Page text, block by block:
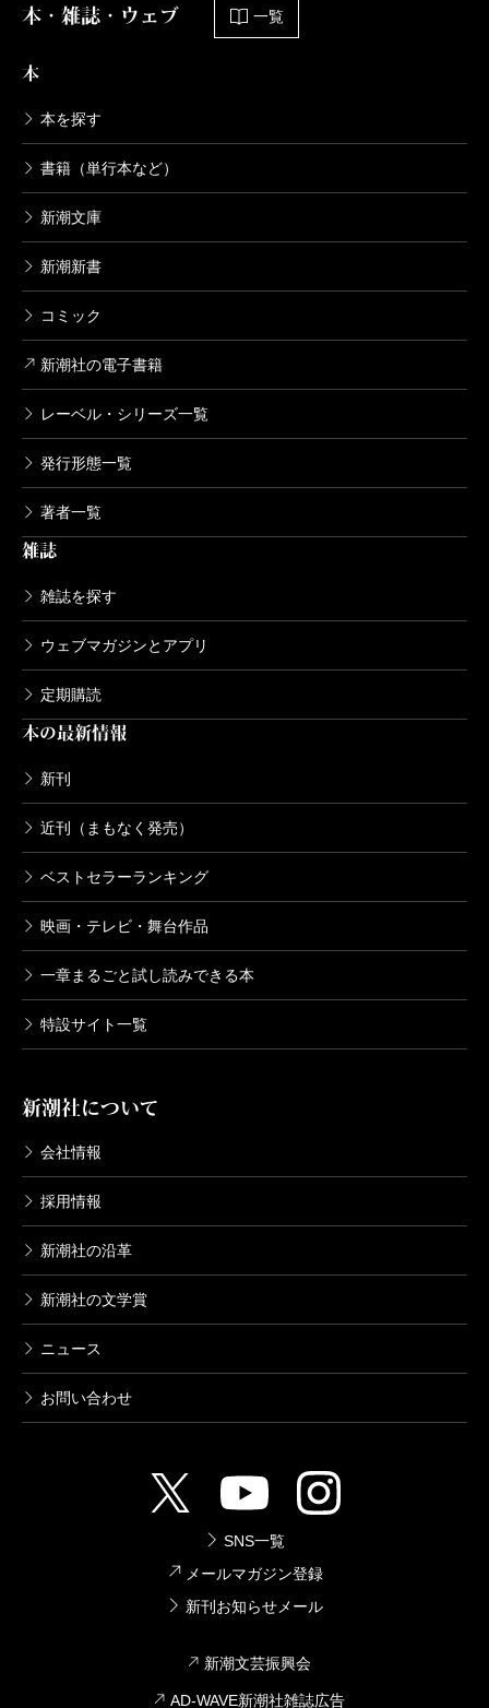
本・雑誌・ウェブ 一覧
本
本を探す
書籍（単行本など）
新潮文庫
新潮新書
コミック
新潮社の電子書籍
レーベル・シリーズ一覧
発行形態一覧
著者一覧
雑誌
雑誌を探す
ウェブマガジンとアプリ
定期購読
本の最新情報
新刊
近刊（まもなく発売）
ベストセラーランキング
映画・テレビ・舞台作品
一章まるごと試し読みできる本
特設サイト一覧
新潮社について
会社情報
採用情報
新潮社の沿革
新潮社の文学賞
ニュース
お問い合わせ
SNS一覧
メールマガジン登録
新刊お知らせメール
新潮文芸振興会
AD-WAVE新潮社雑誌広告